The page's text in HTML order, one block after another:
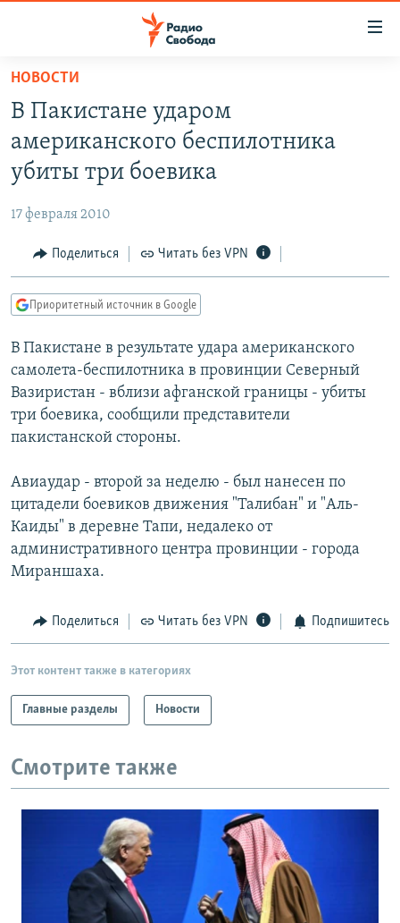
упрощенного
доступа
основному
Вернутся
Вернутся
поиску
АВТОРСКИЕ ПРОЕКТЫ
МНЕНИЯ
КУЛЬТУРА
КАВКАЗ.РЕАЛИИ
СЕВЕР.РЕАЛИИ
СИБИРЬ.РЕАЛИИ
РАСПИСАНИЕ ВЕЩАНИЯ
ПОДПИШИТЕСЬ НА РАССЫЛКУ
СОЦИАЛЬНЫЕ СЕТИ
Все сайты РСЕ/РС
НОВОСТИ
В Пакистане ударом
американского беспилотника
убиты три боевика
17 февраля 2010
Поделиться Читать без VPN
Приоритетный источник в Google
В Пакистане в результате удара американского
самолета-беспилотника в провинции Северный
Вазиристан - вблизи афганской границы - убиты
три боевика, сообщили представители
пакистанской стороны.
Авиаудар - второй за неделю - был нанесен по
цитадели боевиков движения "Талибан" и "Аль-
Каиды" в деревне Тапи, недалеко от
административного центра провинции - города
Мираншаха.
Поделиться Читать без VPN Подпишитесь
Этот контент также в категориях
Главные разделы Новости
Смотрите также